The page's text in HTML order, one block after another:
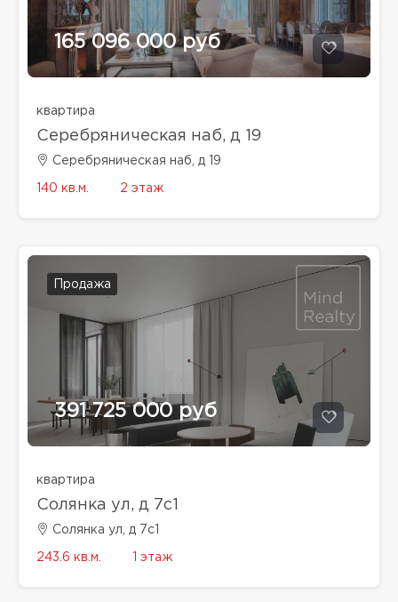
165 096 000 руб
квартира
Серебряническая наб, д 19
Серебряническая наб, д 19
140 кв.м. 2 этаж
Продажа
391 725 000 руб
квартира
Солянка ул, д 7с1
Солянка ул, д 7с1
243.6 кв.м. 1 этаж